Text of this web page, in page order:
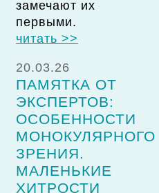
замечают их
первыми.
читать >>
20.03.26
ПАМЯТКА ОТ
ЭКСПЕРТОВ:
ОСОБЕННОСТИ
МОНОКУЛЯРНОГО
ЗРЕНИЯ.
МАЛЕНЬКИЕ
ХИТРОСТИ